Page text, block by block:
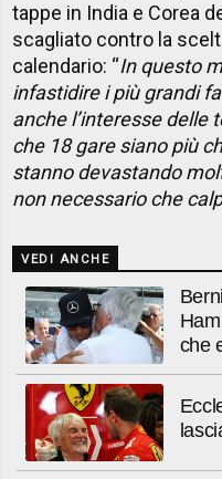
tappe in India e Corea
scagliato contro la
calendario: “In questo
infastidire i più grandi
anche l’interesse delle
che 18 gare siano più
stanno devastando
non necessario che
VEDI ANCHE
che